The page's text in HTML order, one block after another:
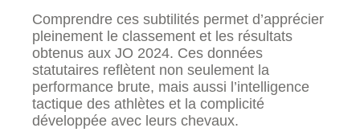
Comprendre ces subtilités permet d’apprécier
pleinement le classement et les résultats
obtenus aux JO 2024. Ces données
statutaires reflètent non seulement la
performance brute, mais aussi l’intelligence
tactique des athlètes et la complicité
développée avec leurs chevaux.